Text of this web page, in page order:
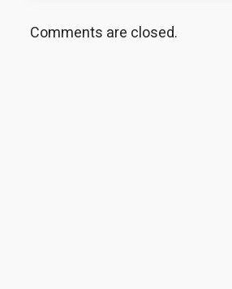
Comments are closed.